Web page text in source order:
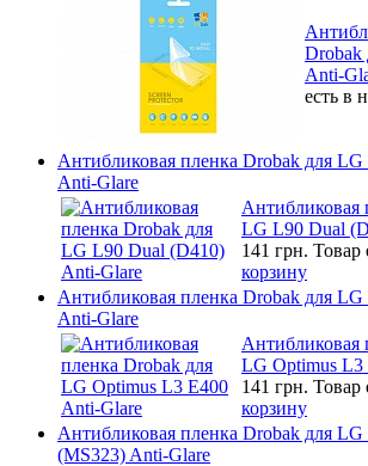
Drobak
Anti-
есть в
Антибликовая пленка Drobak для
Anti-Glare
Антибликовая
LG L90 Dual
141 грн. Товар
корзину
Антибликовая пленка Drobak для
Anti-Glare
Антибликовая
LG Optimus L3
141 грн. Товар
корзину
Антибликовая пленка Drobak для
(MS323) Anti-Glare